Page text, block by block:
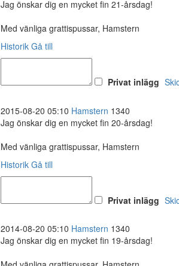
Jag önskar dig en mycket fin 21-årsdag!
Med vänliga grattispussar, Hamstern
Historik Gå till
Privat inlägg
2015-08-20 05:10 Hamstern 1340
Jag önskar dig en mycket fin 20-årsdag!
Med vänliga grattispussar, Hamstern
Historik Gå till
Privat inlägg
2014-08-20 05:10 Hamstern 1340
Jag önskar dig en mycket fin 19-årsdag!